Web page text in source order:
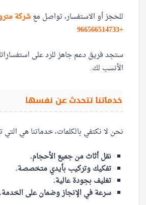
للحجز أو الاستفسار، تواصل معشركة
+966566514733
ستجد فريق دعم جاهز للرد على
الأنسب لك.
خدماتنا تتحدث عن نفسها
نحن لا نكتفي بالكلمات، خدماتنا هي التي
نقل أثاث من جميع الأحجام.
تفكيك وتركيب بأيدي متخصصة.
تغليف بجودة عالية.
سرعة في الإنجاز وضمان على الخدمة.